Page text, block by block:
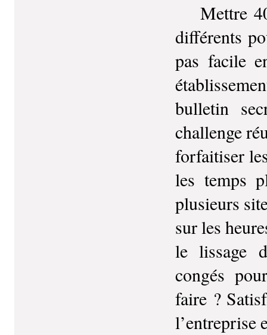
Mettre 40
différents
pas facile
bulletin
challenge
forfaitiser
les temps
plusieurs
sur les
le lissage
congés
faire ?
l’entreprise